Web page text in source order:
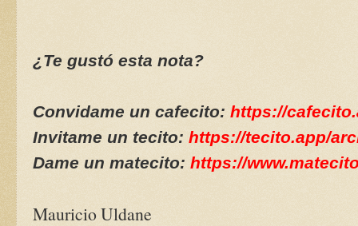
¿Te gustó esta nota?
Convidame un cafecito: https://
Invitame un tecito: https://tecito.app/
Dame un matecito: https://
Mauricio Uldane